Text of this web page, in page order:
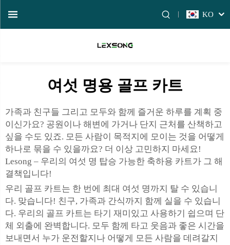
KO
여섯 명용 골프 카트
가족과 친구들 그리고 모두와 함께 즐거운 하루를 계획 중
이신가요? 공원이나 해변에 가거나 단지 근처를 산책하고
싶을 수도 있죠. 모든 사람이 목적지에 모이는 것을 어떻게
하나로 묶을 수 있을까요? 더 이상 고민하지 마세요!
Lesong – 우리의 여섯 명 탑승 가능한 축하용 카트가 그 해
결책입니다!
우리 골프 카트는 한 번에 최대 여섯 명까지 탈 수 있습니
다. 맞습니다! 친구, 가족과 간식까지 함께 실을 수 있습니
다. 우리의 골프 카트는 타기 재미있고 사용하기 쉽으며 단
체 외출에 완벽합니다. 모두 함께 타고 웃음과 좋은 시간을
보내면서 누가 운전할지나 어떻게 모든 사람을 데려갈지